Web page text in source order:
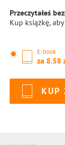
Przeczytałeś
Kup książkę,
E-book
za 8.58
KUP